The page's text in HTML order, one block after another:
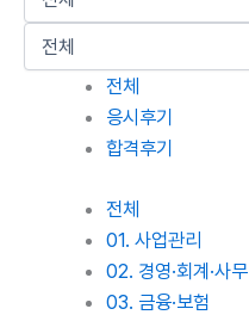
전체
응시후기
합격후기
전체
01. 사업관리
02. 경영·회계·사무
03. 금융·보험